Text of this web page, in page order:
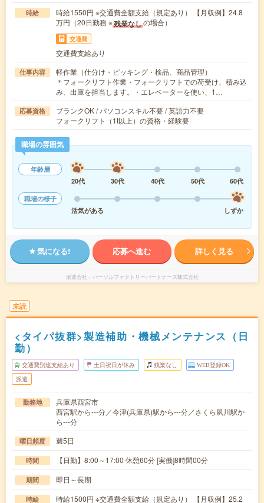
時給
時給1550円 ※交通費全額支給（規定あり） 【月収例】24.8
万円（20日勤務 ※残業なしの場合）
交通費
交通費支給あり
仕事内容
軽作業（仕分け・ピッキング・検品、商品管理）
＊フォークリフト作業・フォークリフトでの荷受け、積み込
み、出庫を担当します。・エレベーターを使い、1…
応募資格
ブランクOK / パソコンスキル不要 / 英語力不要
フォークリフト（1t以上）の資格・経験要
職場の雰囲気
年齢層
20代
30代 40代 50代
60代
職場の様子
活気がある
しずか
気になる! 応募へ進む 詳しく見る
派遣会社 パーソルファクトリーパートナーズ株式会社
未読
<タイパ抜群>製造補助・機械メンテナンス（日
勤）
交通費別途支給あり 土日祝日が休み 残業なし WEB登録OK
派遣
勤務地
兵庫県西宮市
西宮駅から---分／今津(兵庫県)駅から---分／さくら夙川駅か
ら---分
曜日頻度 週5日
時間 【日勤】8:00～17:00 休憩60分 [実働]8時間00分
期間 即日～長期
時給
時給1500円 ※交通費全額支給（規定あり） 【月収例】25.2